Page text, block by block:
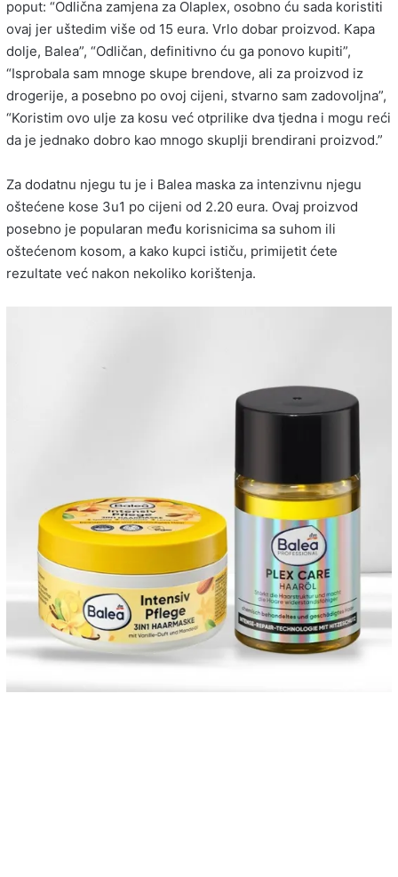
poput: “Odlična zamjena za Olaplex, osobno ću sada koristiti
ovaj jer uštedim više od 15 eura. Vrlo dobar proizvod. Kapa
dolje, Balea”, “Odličan, definitivno ću ga ponovo kupiti”,
“Isprobala sam mnoge skupe brendove, ali za proizvod iz
drogerije, a posebno po ovoj cijeni, stvarno sam zadovoljna”,
“Koristim ovo ulje za kosu već otprilike dva tjedna i mogu reći
da je jednako dobro kao mnogo skuplji brendirani proizvod.”
Za dodatnu njegu tu je i Balea maska za intenzivnu njegu
oštećene kose 3u1 po cijeni od 2.20 eura. Ovaj proizvod
posebno je popularan među korisnicima sa suhom ili
oštećenom kosom, a kako kupci ističu, primijetit ćete
rezultate već nakon nekoliko korištenja.